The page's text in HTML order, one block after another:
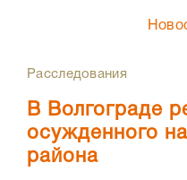
Расследования
В Волгограде
осужденного
района